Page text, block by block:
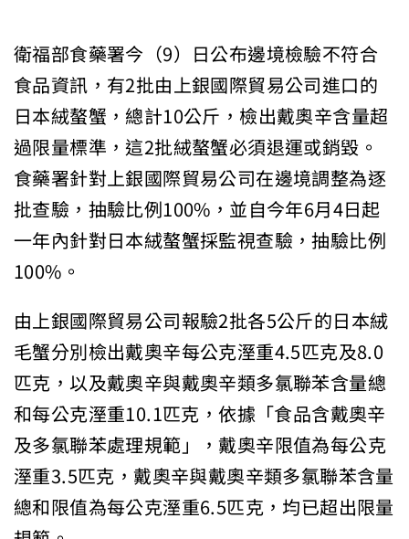
衛福部食藥署今（9）日公布邊境檢驗不符合
食品資訊，有2批由上銀國際貿易公司進口的
日本絨螯蟹，總計10公斤，檢出戴奧辛含量超
過限量標準，這2批絨螯蟹必須退運或銷毀。
食藥署針對上銀國際貿易公司在邊境調整為逐
批查驗，抽驗比例100%，並自今年6月4日起
一年內針對日本絨螯蟹採監視查驗，抽驗比例
100%。
由上銀國際貿易公司報驗2批各5公斤的日本絨
毛蟹分別檢出戴奧辛每公克溼重4.5匹克及8.0
匹克，以及戴奧辛與戴奧辛類多氯聯苯含量總
和每公克溼重10.1匹克，依據「食品含戴奧辛
及多氯聯苯處理規範」，戴奧辛限值為每公克
溼重3.5匹克，戴奧辛與戴奧辛類多氯聯苯含量
總和限值為每公克溼重6.5匹克，均已超出限量